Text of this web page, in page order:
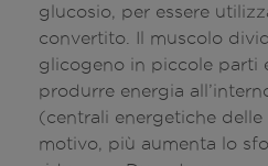
glucosio, per essere
convertito. Il muscolo
glicogeno in piccole parti
produrre energia
(centrali energetiche
motivo, più aumenta lo